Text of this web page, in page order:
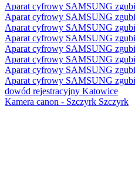
Aparat cyfrowy SAMSUNG
Aparat cyfrowy SAMSUNG
Aparat cyfrowy SAMSUNG
Aparat cyfrowy SAMSUNG
Aparat cyfrowy SAMSUNG
Aparat cyfrowy SAMSUNG
Aparat cyfrowy SAMSUNG
Aparat cyfrowy SAMSUNG
dowód rejestracyjny Katowice
Kamera canon - Szczyrk Szczyrk